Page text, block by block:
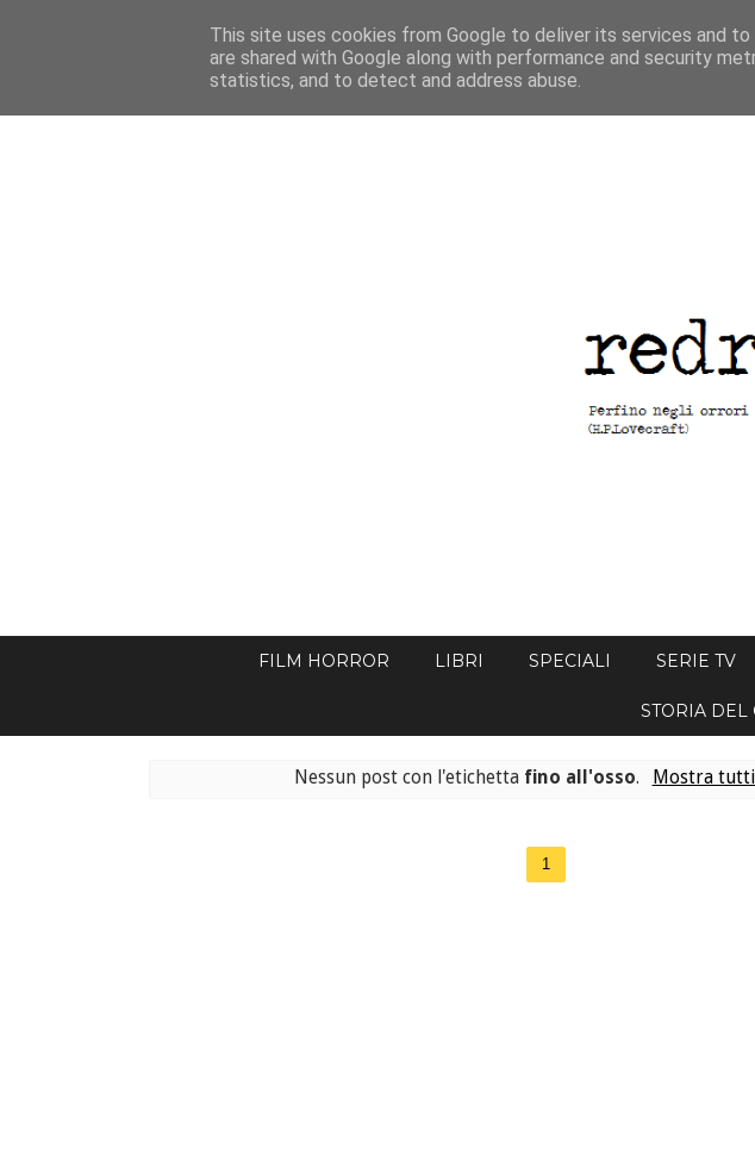
FILM HORROR LIBRI SPECIALI SERIE TV
STORIA
Nessun post con l'etichetta fino all'osso. Mostra
1
This site uses cookies from Google to deliver its services and
are shared with Google along with performance and security
statistics, and to detect and address abuse.